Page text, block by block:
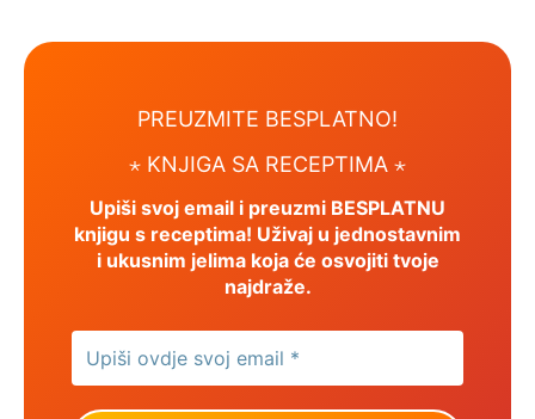
PREUZMITE BESPLATNO!
⋆ KNJIGA SA RECEPTIMA ⋆
Upiši svoj email i preuzmi BESPLATNU
knjigu s receptima! Uživaj u jednostavnim
i ukusnim jelima koja će osvojiti tvoje
najdraže.